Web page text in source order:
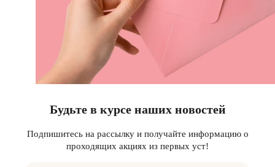
Будьте в курсе наших новостей
Подпишитесь на рассылку и получайте информацию о
проходящих акциях из первых уст!